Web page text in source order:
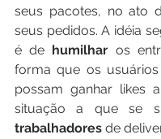
seus pacotes, no ato
seus pedidos. A idéia
é de humilhar os
forma que os
possam ganhar likes
trabalhadores de